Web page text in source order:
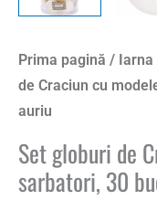
Prima pagină / Iarna
de Craciun cu
auriu
Set globuri de
sarbatori, 30